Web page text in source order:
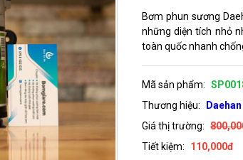
Bơm phun sương
những diện tích nhỏ
toàn quốc nhanh
Mã sản phẩm:
Thương hiệu:
Daehan
Giá thị trường:
Tiết kiệm:
110,000đ